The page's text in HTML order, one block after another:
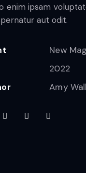
enim ipsam
aut odit.
New
2022
Amy